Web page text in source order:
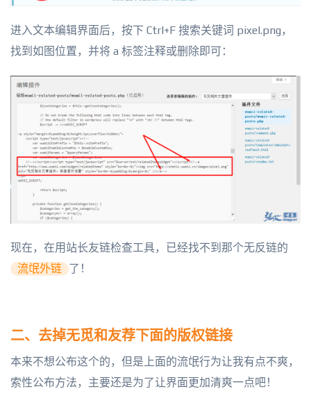
进入文本编辑界面后，按下 Ctrl+F 搜索关键词 pixel.png，
找到如图位置，并将 a 标签注释或删除即可：
现在，在用站长友链检查工具，已经找不到那个无反链的
流氓外链 了！
二、去掉无觅和友荐下面的版权链接
本来不想公布这个的，但是上面的流氓行为让我有点不爽，
索性公布方法，主要还是为了让界面更加清爽一点吧！